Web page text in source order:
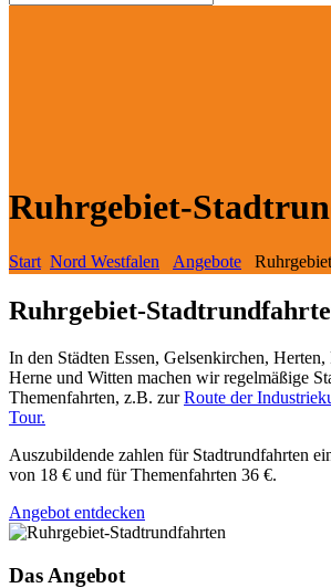
Ruhrgebiet-
Start Nord Westfalen Angebote
Ruhrgebiet-
In den Städten Essen, Gelsenkirchen,
Herne und Witten machen wir regelmäßige
Themenfahrten, z.B. zurRoute der
Tour.
Auszubildende zahlen für Stadtrundfahrten
von 18 € und für Themenfahrten 36 €.
Angebot entdecken
Das Angebot